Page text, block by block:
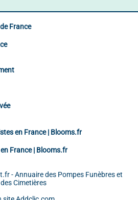
France
en France | Blooms.fr
France | Blooms.fr
- Annuaire des Pompes Funèbres et
des Cimetières